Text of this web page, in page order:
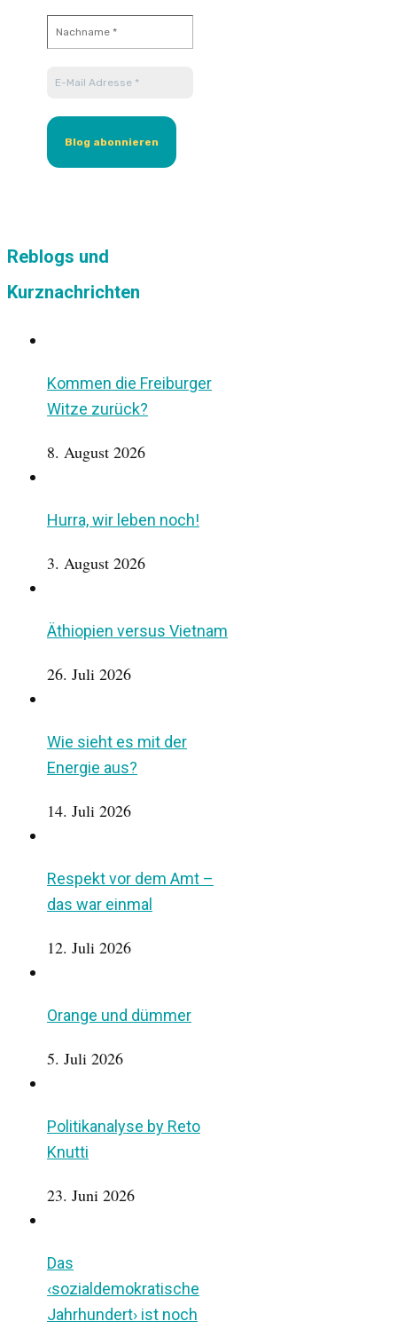
Reblogs und
Kurznachrichten
Kommen die Freiburger
Witze zurück?
8. August 2026
Hurra, wir leben noch!
3. August 2026
Äthiopien versus Vietnam
26. Juli 2026
Wie sieht es mit der
Energie aus?
14. Juli 2026
Respekt vor dem Amt –
das war einmal
12. Juli 2026
Orange und dümmer
5. Juli 2026
Politikanalyse by Reto
Knutti
23. Juni 2026
Das
‹sozialdemokratische
Jahrhundert› ist noch